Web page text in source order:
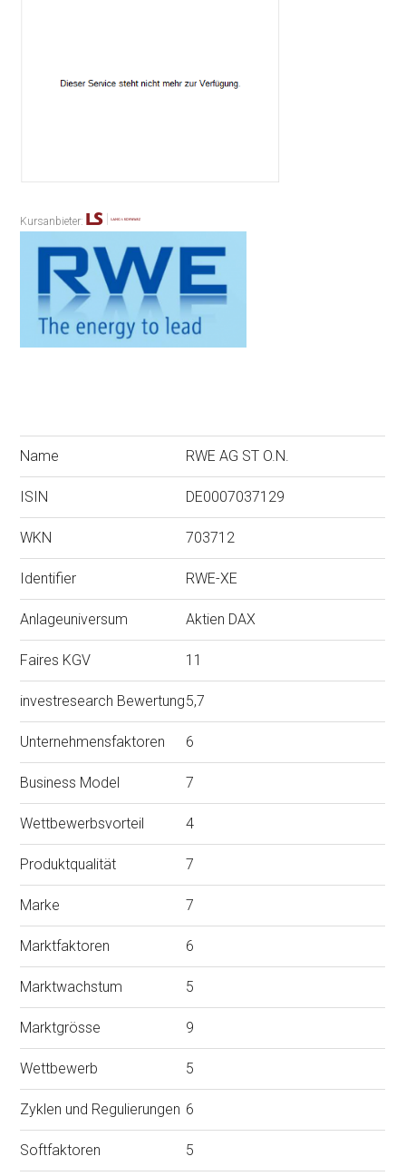
Kursanbieter:
Name RWE AG ST O.N.
ISIN DE0007037129
WKN 703712
Identifier RWE-XE
Anlageuniversum Aktien DAX
Faires KGV 11
investresearch Bewertung5,7
Unternehmensfaktoren 6
Business Model 7
Wettbewerbsvorteil 4
Produktqualität 7
Marke 7
Marktfaktoren 6
Marktwachstum 5
Marktgrösse 9
Wettbewerb 5
Zyklen und Regulierungen 6
Softfaktoren 5